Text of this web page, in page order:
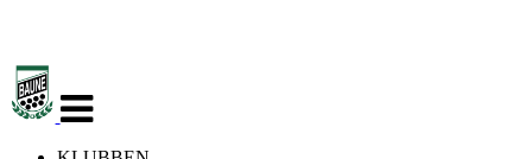
navigasjon